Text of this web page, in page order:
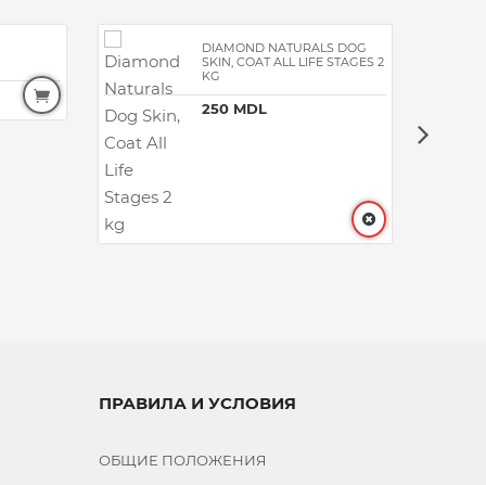
DIAMOND NATURALS DOG
SKIN, COAT ALL LIFE STAGES 2
KG
250 MDL
ПРАВИЛА И УСЛОВИЯ
ОБЩИЕ ПОЛОЖЕНИЯ